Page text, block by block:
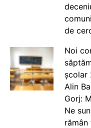
de
Noi
școlar
Alin
Gorj:
Ne